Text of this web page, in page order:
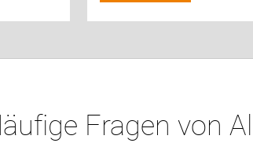
Fragen von